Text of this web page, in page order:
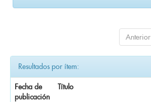
Anterior
Resultados por ítem:
Fecha de
publicación
Título